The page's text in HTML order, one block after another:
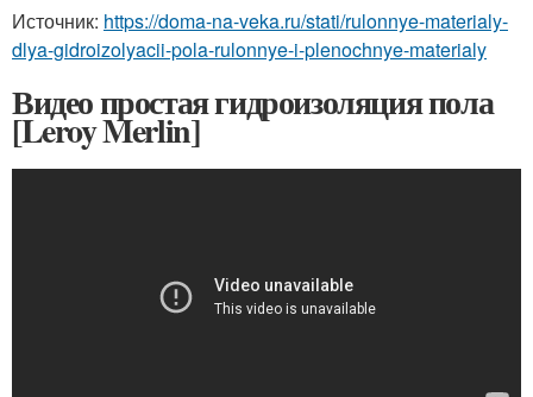
Источник: https://doma-na-veka.ru/stati/rulonnye-materialy-
dlya-gidroizolyacii-pola-rulonnye-i-plenochnye-materialy
Видео простая гидроизоляция пола
[Leroy Merlin]